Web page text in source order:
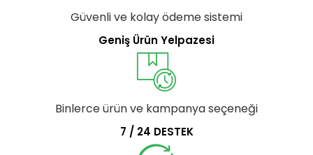
Güvenli ve kolay ödeme sistemi
Geniş Ürün Yelpazesi
Binlerce ürün ve kampanya seçeneği
7 / 24 DESTEK